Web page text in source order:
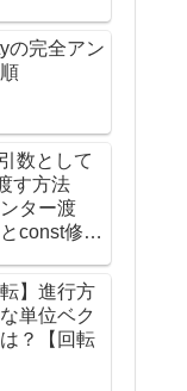
の完全アン
数として
す方法
ター渡
const修飾
】進行方
単位ベク
？【回転